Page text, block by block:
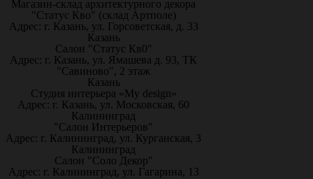
Магазин-склад архитектурного декора
"Статус Кво" (склад Артполе)
Адрес: г. Казань, ул. Горсоветская, д. 33
Казань
Салон "Статус Кв0"
Адрес: г. Казань, ул. Ямашева д. 93, ТК
"Савиново", 2 этаж
Казань
Студия интерьера «My design»
Адрес: г. Казань, ул. Московская, 60
Калининград
"Салон Интерьеров"
Адрес: г. Калининград, ул. Курганская, 3
Калининград
Салон "Соло Декор"
Адрес: г. Калининград, ул. Гагарина, 13